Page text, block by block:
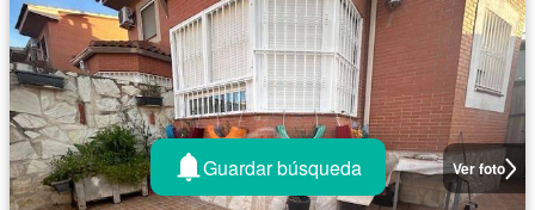
Ver foto
Guardar búsqueda